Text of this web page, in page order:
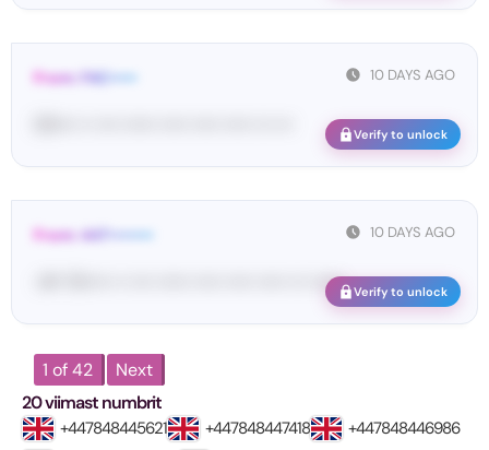
10 DAYS AGO
From: FAC•••••
Verify to unlock
10 DAYS AGO
From: 447••••••••
<#• YS••••• •• •••• •••••• ••••• ••••• ••••• ••• •••••• Verify to unlock
1 of 42
Next
20 viimast numbrit
+447848445621 +447848447418
+447848446986